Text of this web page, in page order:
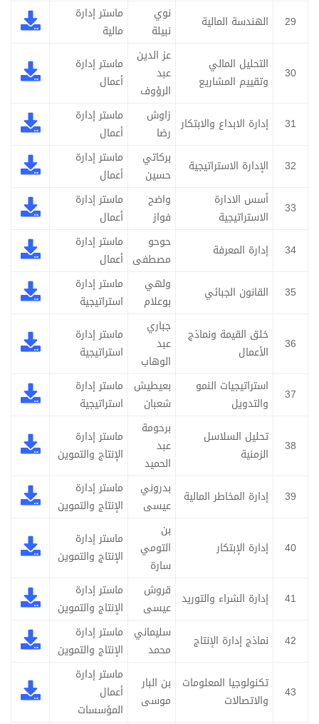
29
الهندسة المالية
نوي
نبيلة
ماستر إدارة
مالية
30
التحليل المالي
وتقييم المشاريع
عز الدين
عبد
الرؤوف
ماستر إدارة
أعمال
31 إدارة الابداع والابتكار زاوش
رضا
ماستر إدارة
أعمال
32
الإدارة الاستراتيجية
بركاتي
حسين
ماستر إدارة
أعمال
33
أسس الادارة
الاستراتيجية
واضح
فواز
ماستر إدارة
أعمال
34
إدارة المعرفة
حوحو
مصطفى
ماستر إدارة
أعمال
35
القانون الجبائي
ولهي
بوعلام
ماستر إدارة
استراتيجية
36
خلق القيمة ونماذج
الأعمال
جباري
عبد
الوهاب
ماستر إدارة
استراتيجية
37
استراتيجيات النمو
والتدويل
بعيطيش
شعبان
ماستر إدارة
استراتيجية
38
تحليل السلاسل
الزمنية
برحومة
عبد
الحميد
ماستر إدارة
الإنتاج والتموين
39 إدارة المخاطر المالية
بدروني
عيسى
ماستر إدارة
الإنتاج والتموين
40 إدارة الإبتكار
بن
التومي
سارة
ماستر إدارة
الإنتاج والتموين
41 إدارة الشراء والتوريد قروش
عيسى
ماستر إدارة
الإنتاج والتموين
42
نماذج إدارة الإنتاج
سليماني
محمد
ماستر إدارة
الإنتاج والتموين
43
تكنولوجيا المعلومات
والاتصالات
بن البار
موسى
ماستر إدارة
أعمال
المؤسسات